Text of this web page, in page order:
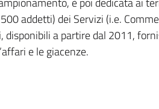
addetti) dei Servizi (i.e.
disponibili a partire dal 2011,
e le giacenze.